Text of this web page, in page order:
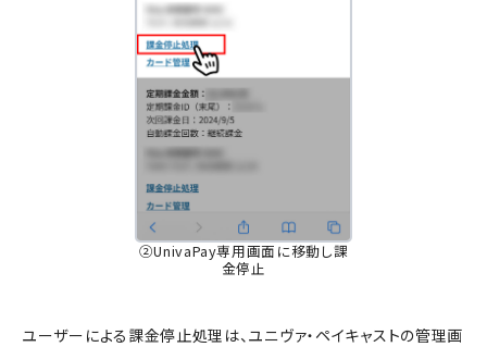
②UnivaPay専用画面に移動し課
金停止
ユーザーによる課金停止処理は、ユニヴァ・ペイキャストの管理画